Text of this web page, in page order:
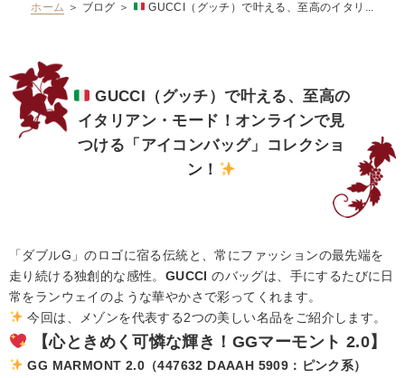
ホーム ＞ ブログ ＞ GUCCI（グッチ）で叶える、至高のイタリ...
GUCCI（グッチ）で叶える、至高の
イタリアン・モード！オンラインで見
つける「アイコンバッグ」コレクショ
ン！
「ダブルG」のロゴに宿る伝統と、常にファッションの最先端を
走り続ける独創的な感性。 GUCCI のバッグは、手にするたびに日
常をランウェイのような華やかさで彩ってくれます。
今回は、メゾンを代表する2つの美しい名品をご紹介します。
【心ときめく可憐な輝き！GGマーモント 2.0】
GG MARMONT 2.0（447632 DAAAH 5909：ピンク系）